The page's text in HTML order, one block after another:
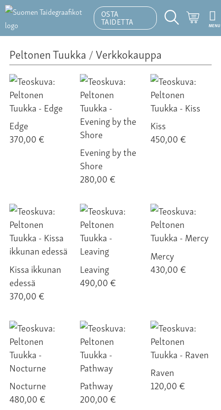
OSTA
TAIDETTA
Hakutoiminto
MENU
Peltonen Tuukka /Verkkokauppa
Edge
370,00 €
Evening by the
Shore
280,00 €
Kiss
450,00 €
Kissa ikkunan
edessä
370,00 €
Leaving
490,00 €
Mercy
430,00 €
Nocturne
480,00 €
Pathway
200,00 €
Raven
120,00 €